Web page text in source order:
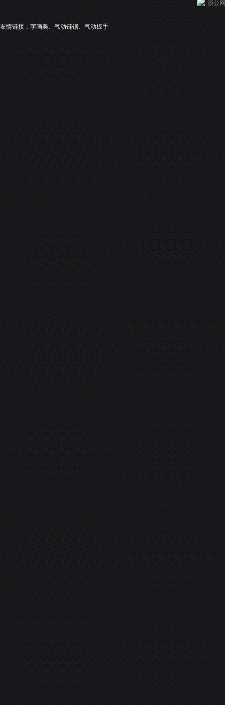
浙公
友情链接： 字画美、 气动链锯、 气动扳手